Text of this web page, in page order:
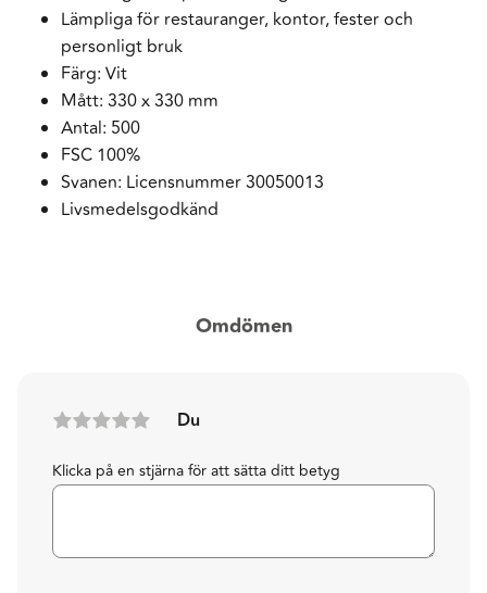
Lämpliga för restauranger, kontor, fester och
personligt bruk
Färg: Vit
Mått: 330 x 330 mm
Antal: 500
FSC 100%
Svanen: Licensnummer 30050013
Livsmedelsgodkänd
Omdömen
Du
Klicka på en stjärna för att sätta ditt betyg